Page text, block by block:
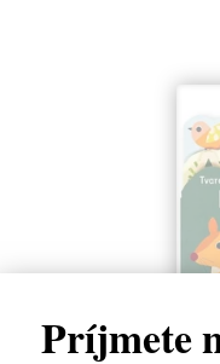
Príjmete
Les -